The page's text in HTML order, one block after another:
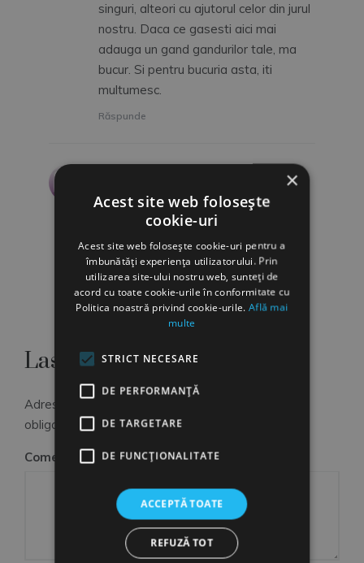
singuri, alteori cu ajutorul celor din jurul
nostru. Daca ce gasesti aici mai
adauga un gand gandurilor tale, ma
bucur. Si pentru bucuria asta, iti
multumesc.
Răspunde
Florin articolele de aici sunt la
superlativ! Atat de multe ne inveti
atat de frumos le spui
Ne dai curaj
Lasă un răspuns
Adresa ta de email nu va fi publicată.
obligatorii sunt marcate cu*
Comentariu *
×
Acest site web folosește
cookie-uri
Acest site web folosește cookie-uri pentru a
îmbunătăți experiența utilizatorului. Prin
utilizarea site-ului nostru web, sunteți de
acord cu toate cookie-urile în conformitate cu
Politica noastră privind cookie-urile.Află mai
multe
STRICT NECESARE
DE PERFORMANȚĂ
DE TARGETARE
DE FUNCŢIONALITATE
ACCEPTĂ TOATE
REFUZĂ TOT